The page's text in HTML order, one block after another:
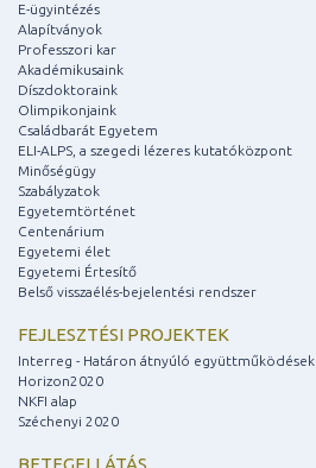
E-ügyintézés
Alapítványok
Professzori kar
Akadémikusaink
Díszdoktoraink
Olimpikonjaink
Családbarát Egyetem
ELI-ALPS, a szegedi lézeres kutatóközpont
Minőségügy
Szabályzatok
Egyetemtörténet
Centenárium
Egyetemi élet
Egyetemi Értesítő
Belső visszaélés-bejelentési rendszer
FEJLESZTÉSI PROJEKTEK
Interreg - Határon átnyúló együttműködések
Horizon2020
NKFI alap
Széchenyi 2020